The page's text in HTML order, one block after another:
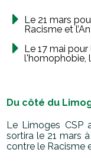
Le 21 mars
Racisme et
Le 17 mai
l'homophobie,
Du côté du
Le Limoges CSP
sortira le 21 mars
contre le Racisme